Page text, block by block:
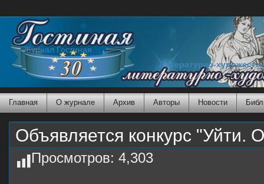
Журнал Гостиная
Литературно-
Главная О журнале Архив Авторы Новости
Объявляется конкурс "Уйти.
Просмотров: 4,303